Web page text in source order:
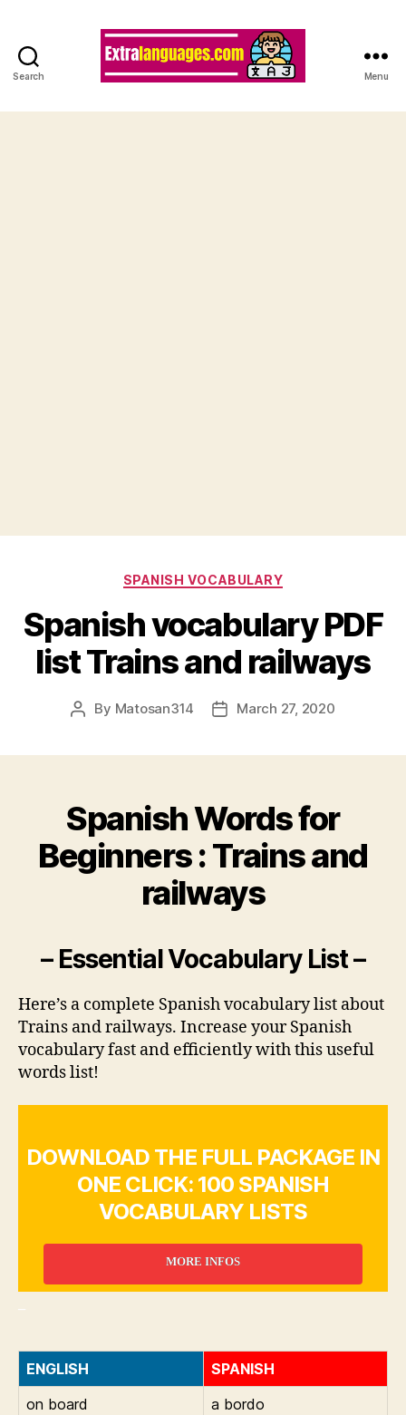
Search Menu
Categories
SPANISH VOCABULARY
Spanish vocabulary PDF
list Trains and railways
Post
By Matosan314
PostMarch 27, 2020
Spanish Words for
Beginners : Trains and
railways
– Essential Vocabulary List –
Here’s a complete Spanish vocabulary list about
Trains and railways. Increase your Spanish
vocabulary fast and efficiently with this useful
words list!
DOWNLOAD THE FULL PACKAGE IN
ONE CLICK: 100 SPANISH
VOCABULARY LISTS
MORE INFOS
ENGLISH
SPANISH
on board
a bordo